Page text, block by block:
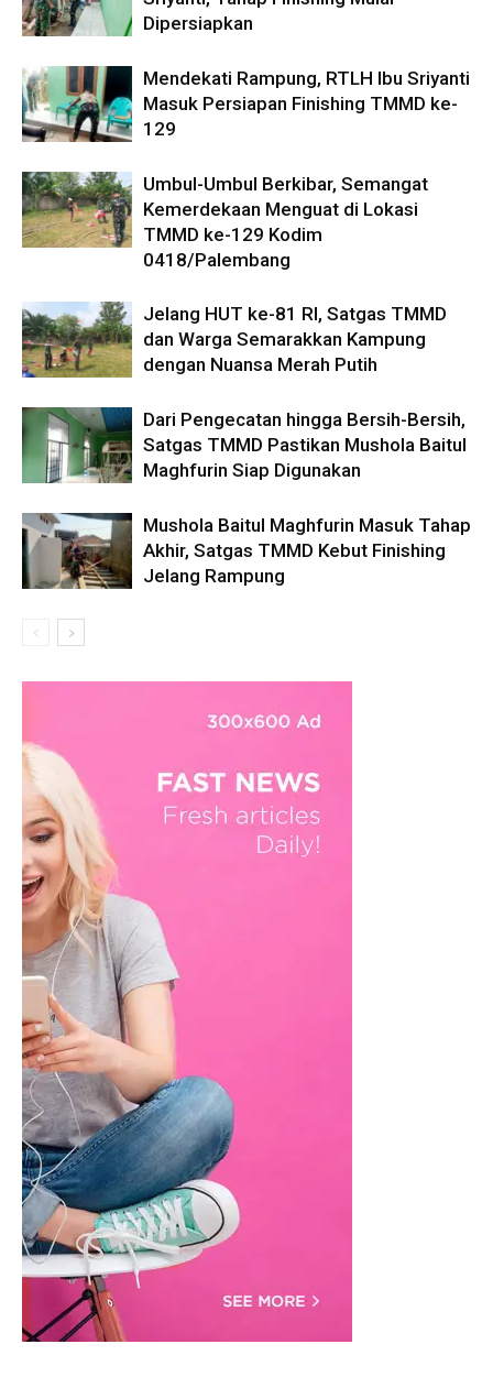
Dipersiapkan
Mendekati Rampung, RTLH Ibu Sriyanti
Masuk Persiapan Finishing TMMD ke-
129
Umbul-Umbul Berkibar, Semangat
Kemerdekaan Menguat di Lokasi
TMMD ke-129 Kodim
0418/Palembang
Jelang HUT ke-81 RI, Satgas TMMD
dan Warga Semarakkan Kampung
dengan Nuansa Merah Putih
Dari Pengecatan hingga Bersih-Bersih,
Satgas TMMD Pastikan Mushola Baitul
Maghfurin Siap Digunakan
Mushola Baitul Maghfurin Masuk Tahap
Akhir, Satgas TMMD Kebut Finishing
Jelang Rampung